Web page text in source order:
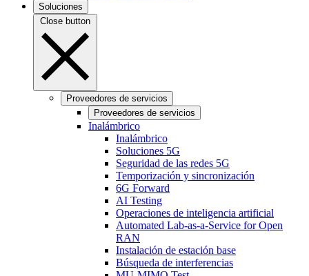
Soluciones
Close button
Proveedores de servicios
Proveedores de servicios
Inalámbrico
Inalámbrico
Soluciones 5G
Seguridad de las redes 5G
Temporización y sincronización
6G Forward
AI Testing
Operaciones de inteligencia artificial
Automated Lab-as-a-Service for Open
RAN
Instalación de estación base
Búsqueda de interferencias